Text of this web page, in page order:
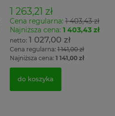
1 263,21 zł
Cena regularna:1 403,43 zł
Najniższa cena: 1 403,43 zł
1 027,00 zł
Cena regularna:1 141,00 zł
Najniższa cena: 1 141,00 zł
do koszyka